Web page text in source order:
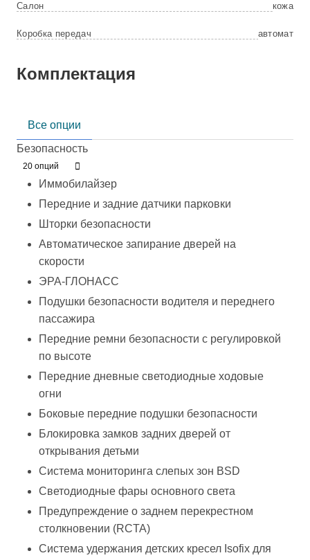
Салон кожа
Коробка передач автомат
Комплектация
Все опции
Безопасность
20 опций
Иммобилайзер
Передние и задние датчики парковки
Шторки безопасности
Автоматическое запирание дверей на
скорости
ЭРА-ГЛОНАСС
Подушки безопасности водителя и переднего
пассажира
Передние ремни безопасности с регулировкой
по высоте
Передние дневные светодиодные ходовые
огни
Боковые передние подушки безопасности
Блокировка замков задних дверей от
открывания детьми
Система мониторинга слепых зон BSD
Светодиодные фары основного света
Предупреждение о заднем перекрестном
столкновении (RCTA)
Система удержания детских кресел Isofix для